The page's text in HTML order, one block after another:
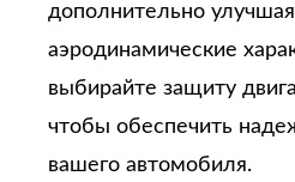
дополнительно улучшая
аэродинамические
выбирайте защиту
чтобы обеспечить
вашего автомобиля.